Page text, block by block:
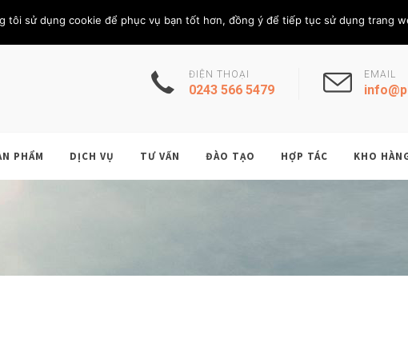
LIÊN HỆ THÀNH VIÊN Thứ Bảy, 8/8/
ĐIỆN THOẠI
0243 566 5479
EMAIL
PHẨM DỊCH VỤ TƯ VẤN ĐÀO TẠO HỢP TÁC KHO
tôi sử dụng cookie để phục vụ bạn tốt hơn, đồng ý để tiếp tục sử dụng trang